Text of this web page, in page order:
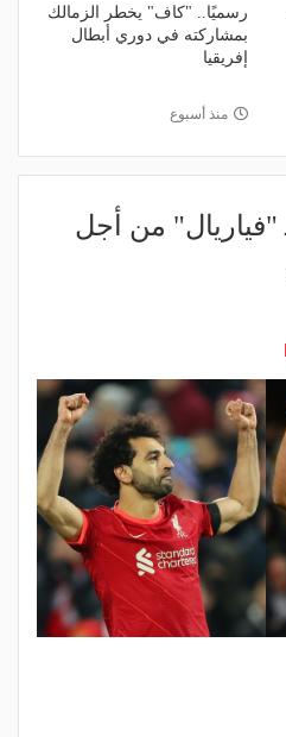
رسميًا.. "كاف" يخطر الزمالك
بمشاركته في دوري أبطال
إفريقيا
منذ أسبوع
"فياريال" من أجل